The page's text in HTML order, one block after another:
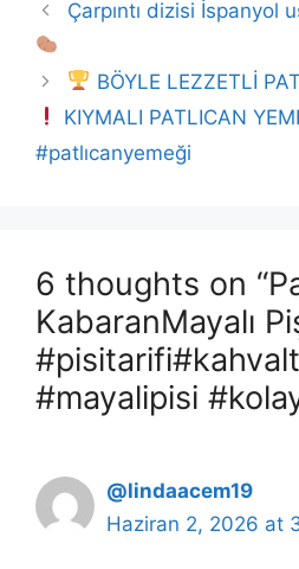
Çarpıntı dizisi İspanyol
BÖYLE LEZZETLİ
KIYMALI PATLICAN
#patlıcanyemeği
6 thoughts on
KabaranMayalı
#mayalipisi
@lindaacem19
Haziran 2, 2026 at